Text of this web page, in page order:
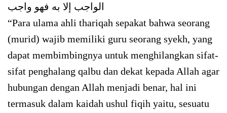
الواجب إلا به فهو واجب
“Para ulama ahli thariqah sepakat bahwa seorang
(murid) wajib memiliki guru seorang syekh, yang
dapat membimbingnya untuk menghilangkan sifat-
sifat penghalang qalbu dan dekat kepada Allah agar
hubungan dengan Allah menjadi benar, hal ini
termasuk dalam kaidah ushul fiqih yaitu, sesuatu